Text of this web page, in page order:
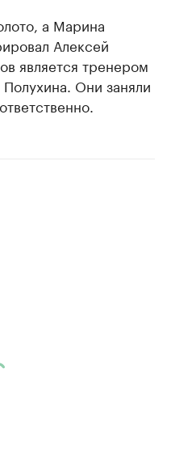
а Марина
Алексей
является тренером
Они заняли